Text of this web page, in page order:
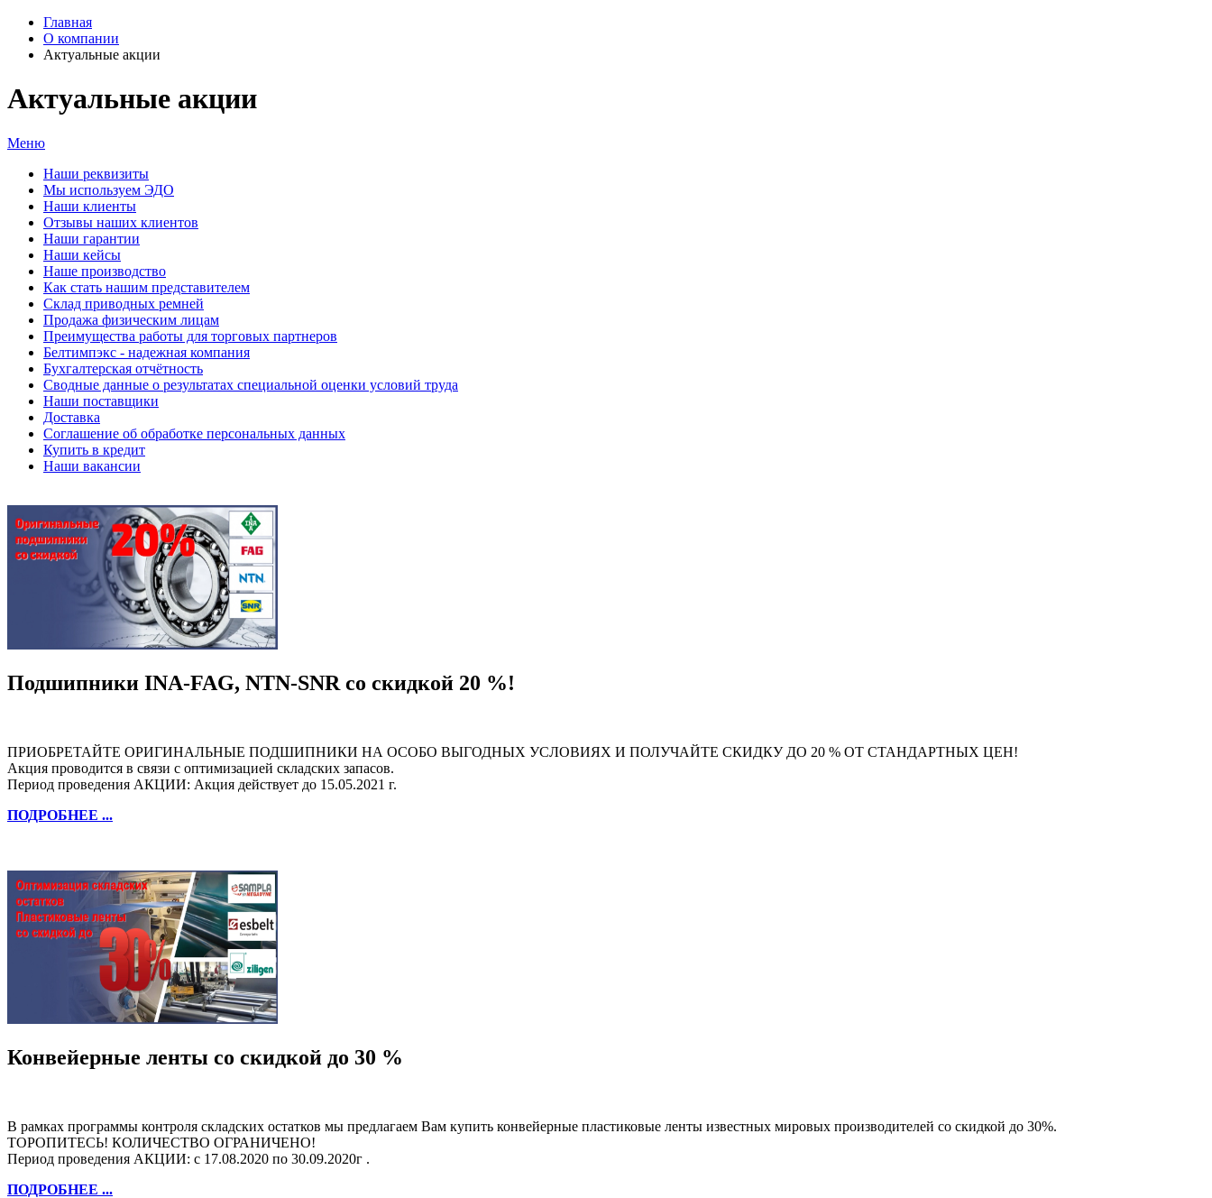
Главная
О компании
Актуальные акции
Актуальные акции
Меню
Наши реквизиты
Мы используем ЭДО
Наши клиенты
Отзывы наших клиентов
Наши гарантии
Наши кейсы
Наше производство
Как стать нашим представителем
Склад приводных ремней
Продажа физическим лицам
Преимущества работы для торговых партнеров
Белтимпэкс - надежная компания
Бухгалтерская отчётность
Сводные данные о результатах специальной оценки условий труда
Наши поставщики
Доставка
Соглашение об обработке персональных данных
Купить в кредит
Наши вакансии
Подшипники INA-FAG, NTN-SNR со скидкой 20 %!
ПРИОБРЕТАЙТЕ ОРИГИНАЛЬНЫЕ ПОДШИПНИКИ НА ОСОБО ВЫГОДНЫХ УСЛОВИЯХ И ПОЛУЧАЙТЕ СКИДКУ ДО 20 % ОТ СТАНДАРТНЫХ ЦЕН!
Акция проводится в связи с оптимизацией складских запасов.
Период проведения АКЦИИ: Акция действует до 15.05.2021 г.
ПОДРОБНЕЕ ...
Конвейерные ленты со скидкой до 30 %
В рамках программы контроля складских остатков мы предлагаем Вам купить конвейерные пластиковые ленты известных мировых производителей со скидкой до 30%.
ТОРОПИТЕСЬ! КОЛИЧЕСТВО ОГРАНИЧЕНО!
Период проведения АКЦИИ: с 17.08.2020 по 30.09.2020г .
ПОДРОБНЕЕ ...